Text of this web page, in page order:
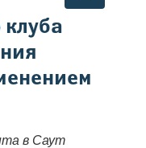
клуба
в Саут